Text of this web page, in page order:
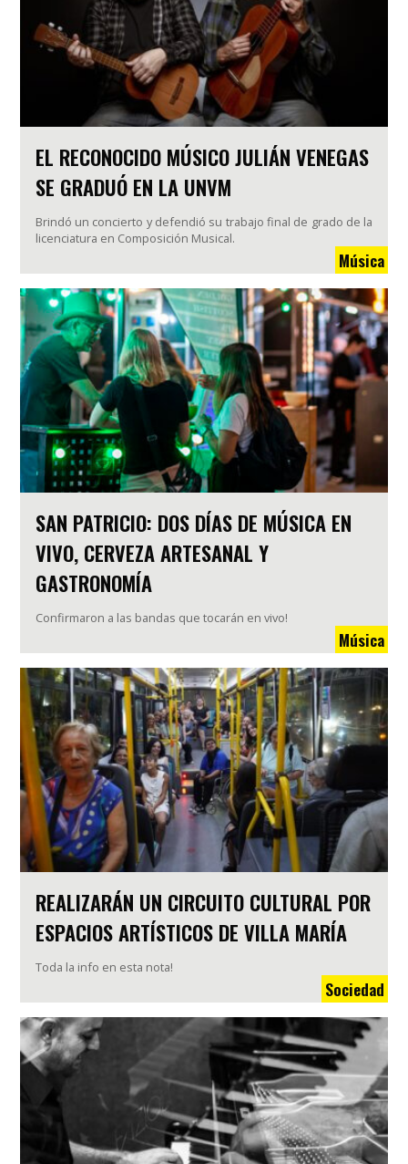
EL RECONOCIDO MÚSICO JULIÁN VENEGAS
SE GRADUÓ EN LA UNVM
Brindó un concierto y defendió su trabajo final de grado de la
licenciatura en Composición Musical.
Música
SAN PATRICIO: DOS DÍAS DE MÚSICA EN
VIVO, CERVEZA ARTESANAL Y
GASTRONOMÍA
Confirmaron a las bandas que tocarán en vivo!
Música
REALIZARÁN UN CIRCUITO CULTURAL POR
ESPACIOS ARTÍSTICOS DE VILLA MARÍA
Toda la info en esta nota!
Sociedad